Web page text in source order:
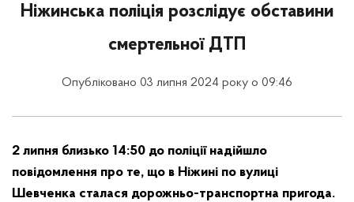
Ніжинська поліція розслідує обставини
смертельної ДТП
Опубліковано 03 липня 2024 року о 09:46
2 липня близько 14:50 до поліції надійшло
повідомлення про те, що в Ніжині по вулиці
Шевченка сталася дорожньо-транспортна пригода.